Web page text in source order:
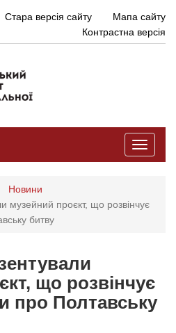
Стара версія сайту
Мапа сайту
Контрастна версія
Toggle
Новини
музейний проєкт, що розвінчує
битву
що розвінчує
про Полтавську